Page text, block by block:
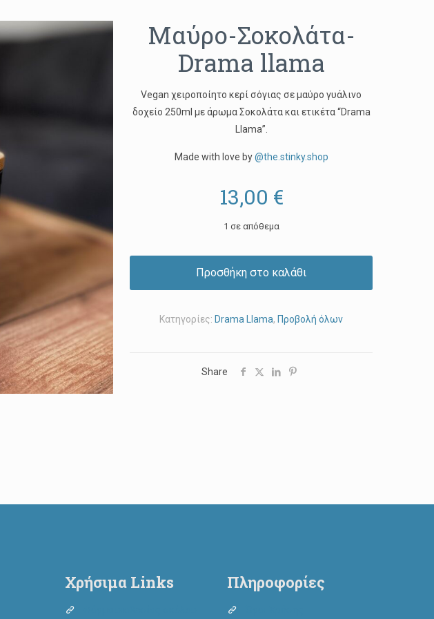
Μαύρο-Σοκολάτα-
Drama llama
Vegan χειροποίητο κερί σόγιας σε μαύρο γυάλινο
δοχείο 250ml με άρωμα Σοκολάτα και ετικέτα “Drama
Llama”.
Made with love by@the.stinky.shop
13,00 €
1 σε απόθεμα
Προσθήκη στο καλάθι
Κατηγορίες: Drama Llama, Προβολή όλων
Share
Χρήσιμα Links Πληροφορίες